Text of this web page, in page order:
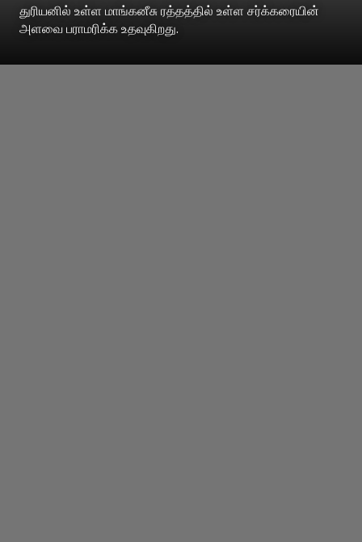
துரியனில் உள்ள மாங்கனீசு ரத்தத்தில் உள்ள சர்க்கரையின்
அளவை பராமரிக்க உதவுகிறது.